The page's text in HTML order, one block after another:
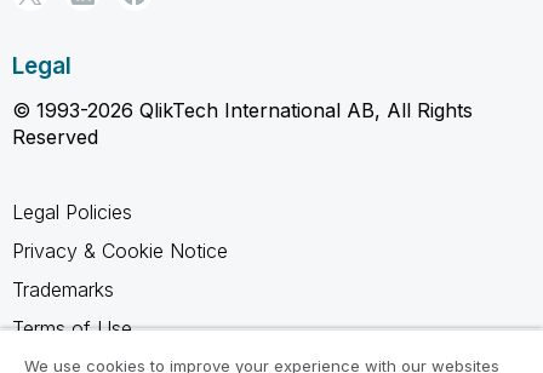
Legal
© 1993-2026 QlikTech International AB, All Rights
Reserved
Legal Policies
Privacy & Cookie Notice
Trademarks
Terms of Use
Legal Agreements
We use cookies to improve your experience with our websites